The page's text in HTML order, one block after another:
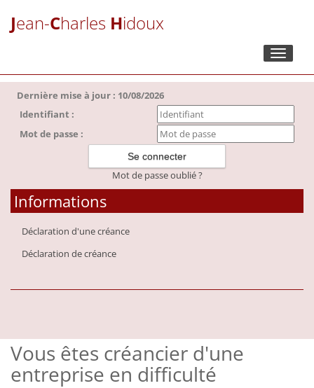
Jean-Charles Hidoux
Toggle
Dernière mise à jour : 10/08/2026
Identifiant :
Mot de passe :
Mot de passe oublié ?
Informations
Déclaration d'une créance
Déclaration de créance
Vous êtes créancier d'une
entreprise en difficulté